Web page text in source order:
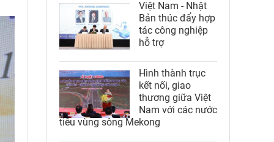
Việt Nam - Nhật
Bản thúc đẩy hợp
tác công nghiệp
hỗ trợ
Hình thành trục
kết nối, giao
thương giữa Việt
Nam với các nước
tiểu vùng sông Mekong